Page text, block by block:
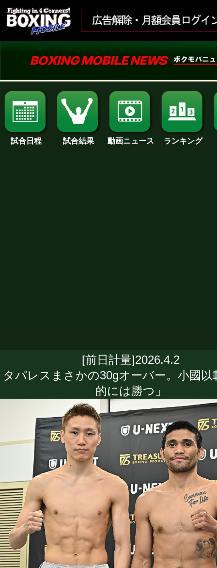
試合日程 試合結果 動画ニュース ランキング
[前日計量]2026.4.2
タパレスまさかの30gオーバー。小國以
的には勝つ」